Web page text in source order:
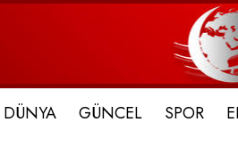
DÜNYA GÜNCEL SPOR